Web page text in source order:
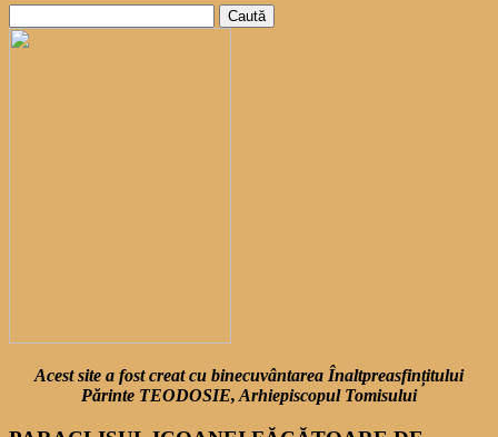
după:
Acest site a fost creat cu binecuvântarea Înaltpreasfințitului
Părinte TEODOSIE, Arhiepiscopul Tomisului